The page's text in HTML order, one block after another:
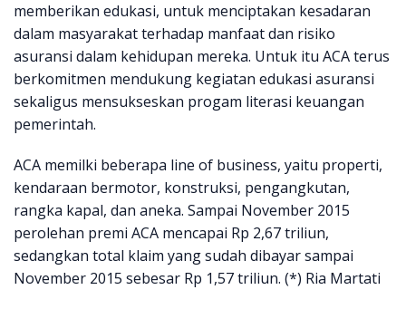
memberikan edukasi, untuk menciptakan kesadaran
dalam masyarakat terhadap manfaat dan risiko
asuransi dalam kehidupan mereka. Untuk itu ACA terus
berkomitmen mendukung kegiatan edukasi asuransi
sekaligus mensukseskan progam literasi keuangan
pemerintah.
ACA memilki beberapa line of business, yaitu properti,
kendaraan bermotor, konstruksi, pengangkutan,
rangka kapal, dan aneka. Sampai November 2015
perolehan premi ACA mencapai Rp 2,67 triliun,
sedangkan total klaim yang sudah dibayar sampai
November 2015 sebesar Rp 1,57 triliun. (*) Ria Martati